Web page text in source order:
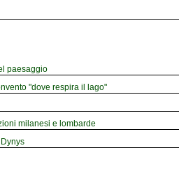
paesaggio
"dove respira il lago"
milanesi e lombarde